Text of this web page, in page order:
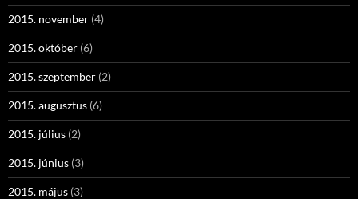
2015. november (4)
2015. október (6)
2015. szeptember (2)
2015. augusztus (6)
2015. július (2)
2015. június (3)
2015. május (3)